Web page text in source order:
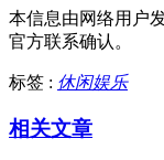
本信息由网络用户
官方联系确认。
标签 : 休闲娱乐
相关文章